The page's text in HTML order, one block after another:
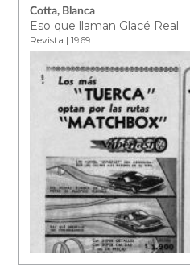
Cotta, Blanca
Eso que llaman Glacé Real
Revista | 1969